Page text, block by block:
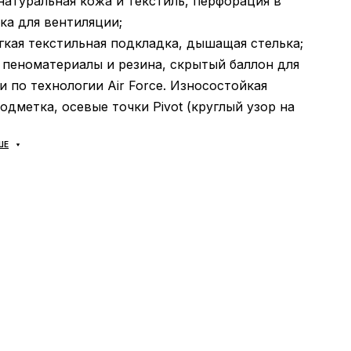
для вентиляции;
текстильная подкладка, дышащая стелька;
пеноматериалы и резина, скрытый баллон для
по технологии Air Force. Износостойкая
осевые точки Pivot (круглый узор на
Надежно прошито для дополнительно